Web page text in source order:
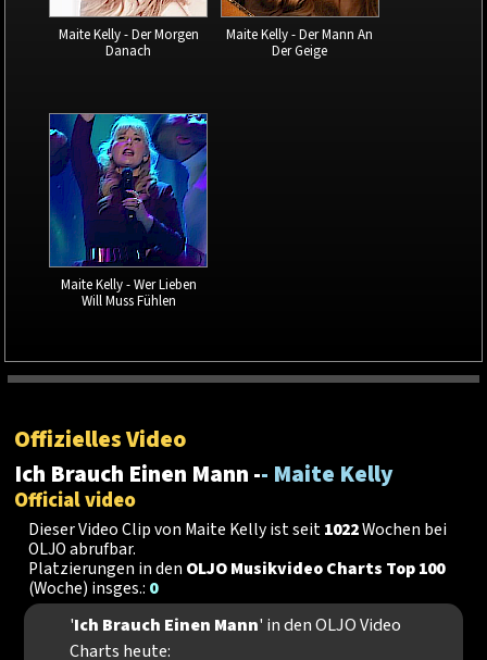
Maite Kelly - Der Morgen
Danach
Maite Kelly - Der Mann An
Der Geige
Maite Kelly - Wer Lieben
Will Muss Fühlen
Offizielles Video
Ich Brauch Einen Mann -- Maite Kelly
Official video
Dieser Video Clip von Maite Kelly ist seit1022Wochen bei
OLJO abrufbar.
Platzierungen in den OLJO Musikvideo Charts Top 100
(Woche) insges.: 0
'Ich Brauch Einen Mann' in den OLJO Video
Charts heute: